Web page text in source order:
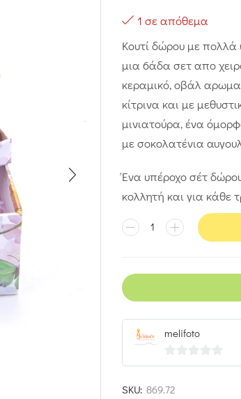
1 σε απόθεμα
Κουτί δώρου με πολλά
μια 6άδα σετ απο
κεραμικό, οβάλ
κίτρινα και με
μινιατούρα, ένα
με σοκολατένια
Ένα υπέροχο σέτ
κολλητή και για κάθε
melifoto
0
SKU: 869.72